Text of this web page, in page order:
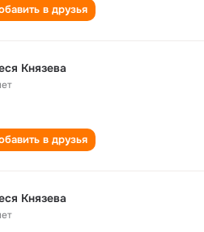
в друзья
Князева
в друзья
Князева